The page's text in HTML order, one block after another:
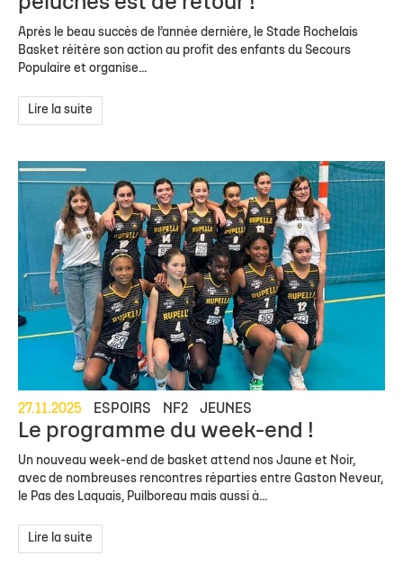
Après le beau succès de l’année dernière, le Stade Rochelais
Basket réitère son action au profit des enfants du Secours
Populaire et organise...
Lire la suite
27.11.2025 ESPOIRS NF2 JEUNES
Le programme du week-end !
Un nouveau week-end de basket attend nos Jaune et Noir,
avec de nombreuses rencontres réparties entre Gaston Neveur,
le Pas des Laquais, Puilboreau mais aussi à...
Lire la suite